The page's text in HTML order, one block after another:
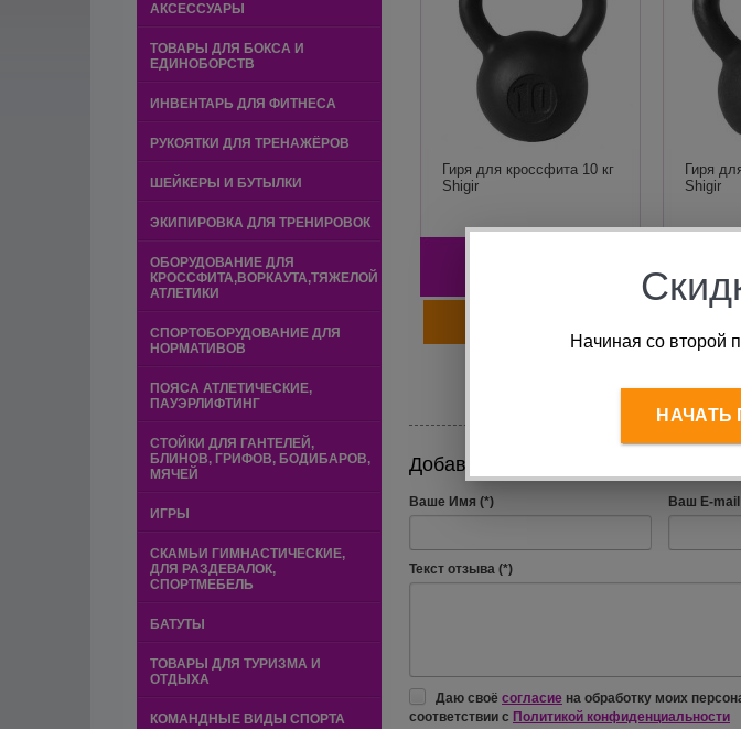
АКСЕССУАРЫ
ТОВАРЫ ДЛЯ БОКСА И
ЕДИНОБОРСТВ
ИНВЕНТАРЬ ДЛЯ ФИТНЕСА
РУКОЯТКИ ДЛЯ ТРЕНАЖЁРОВ
ШЕЙКЕРЫ И БУТЫЛКИ
ЭКИПИРОВКА ДЛЯ ТРЕНИРОВОК
ОБОРУДОВАНИЕ ДЛЯ
КРОССФИТА,ВОРКАУТА,ТЯЖЕЛОЙ
АТЛЕТИКИ
СПОРТОБОРУДОВАНИЕ ДЛЯ
НОРМАТИВОВ
ПОЯСА АТЛЕТИЧЕСКИЕ,
ПАУЭРЛИФТИНГ
СТОЙКИ ДЛЯ ГАНТЕЛЕЙ,
БЛИНОВ, ГРИФОВ, БОДИБАРОВ,
МЯЧЕЙ
ИГРЫ
СКАМЬИ ГИМНАСТИЧЕСКИЕ,
ДЛЯ РАЗДЕВАЛОК,
СПОРТМЕБЕЛЬ
БАТУТЫ
ТОВАРЫ ДЛЯ ТУРИЗМА И
ОТДЫХА
КОМАНДНЫЕ ВИДЫ СПОРТА
Гиря для кроссфита 10 кг
Shigir
Гиря
Shigir
Добавить отзыв
Ваше Имя (*) Ваш E-mail
Текст отзыва (*)
Даю своё согласие на обработку моих
соответствии с Политикой конфиденциальности
Начиная со второй
НАЧАТЬ